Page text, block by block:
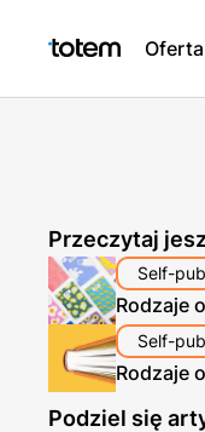
Oferta
Przeczytaj
Self-
Rodzaje
Self-
Rodzaje
Podziel się